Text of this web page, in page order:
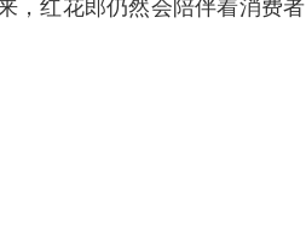
，红花郎仍然会陪伴着消费